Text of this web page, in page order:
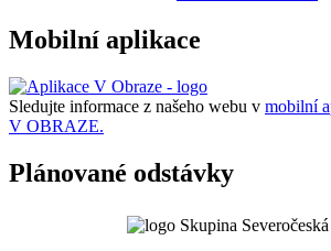
Mobilní aplikace
Sledujte informace z našeho webu v mobilní
V OBRAZE.
Plánované odstávky